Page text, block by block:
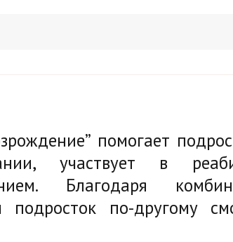
помогает
участвует в
Благодаря
подросток по-другому